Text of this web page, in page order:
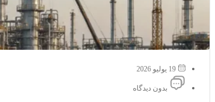
19 يوليو 2026
بدون دیدگاه